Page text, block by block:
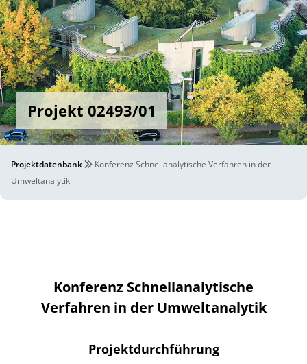
Projekt 02493/01
Projektdatenbank
Konferenz Schnellanalytische Verfahren in der
Umweltanalytik
Konferenz Schnellanalytische
Verfahren in der Umweltanalytik
Projektdurchführung